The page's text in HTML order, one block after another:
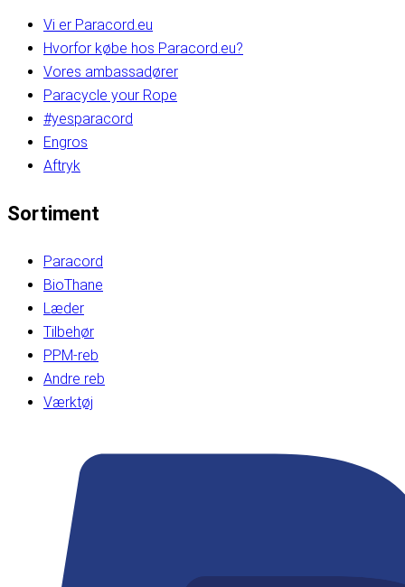
Vi er Paracord.eu
Hvorfor købe hos Paracord.eu?
Vores ambassadører
Paracycle your Rope
#yesparacord
Engros
Aftryk
Sortiment
Paracord
BioThane
Læder
Tilbehør
PPM-reb
Andre reb
Værktøj